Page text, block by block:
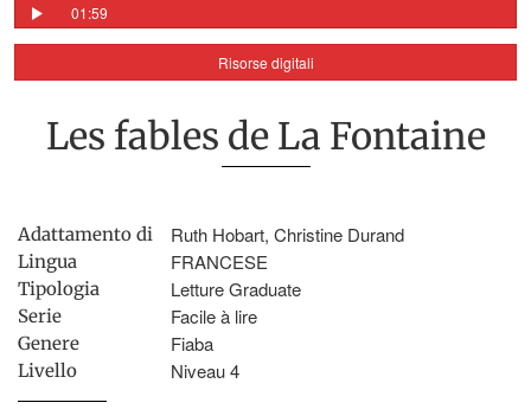
01:59
Risorse digitali
Les fables de La Fontaine
Adattamento di Ruth Hobart, Christine Durand
Lingua FRANCESE
Tipologia Letture Graduate
Serie Facile à lire
Genere Fiaba
Livello Niveau 4